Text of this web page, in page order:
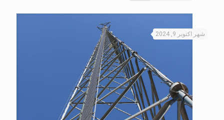
شهر اكتوبر 9, 2024